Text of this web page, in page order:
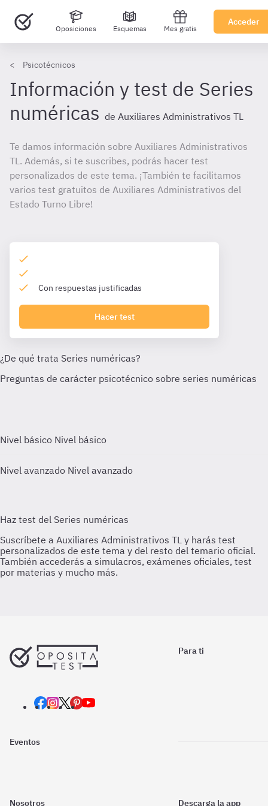
Oposiciones Esquemas Mes gratis
Acceder
Psicotécnicos
Información y test de Series
numéricas de Auxiliares Administrativos TL
Te damos información sobre Auxiliares Administrativos
TL. Además, si te suscribes, podrás hacer test
personalizados de este tema. ¡También te facilitamos
varios test gratuitos de Auxiliares Administrativos del
Estado Turno Libre!
Con respuestas justificadas
Hacer test
Nivel básico Nivel básico
Nivel avanzado Nivel avanzado
Para ti
Eventos
Nosotros Descarga la app